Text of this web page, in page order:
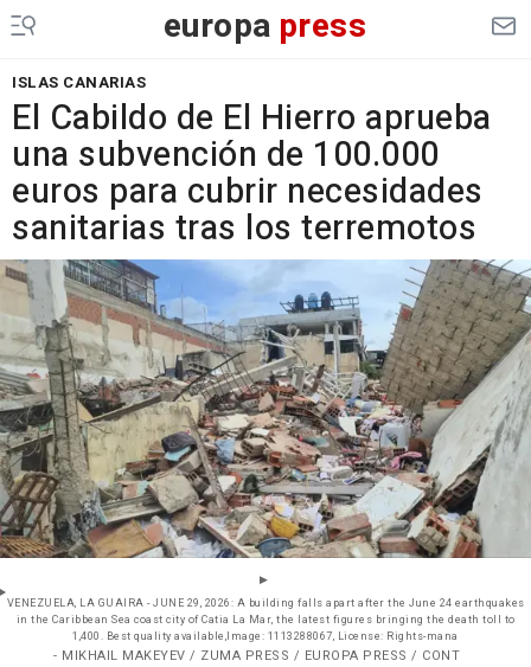
europa press
ISLAS CANARIAS
El Cabildo de El Hierro aprueba
una subvención de 100.000
euros para cubrir necesidades
sanitarias tras los terremotos
VENEZUELA, LA GUAIRA - JUNE 29, 2026: A building falls apart after the June 24 earthquakes
in the Caribbean Sea coast city of Catia La Mar, the latest figures bringing the death toll to
1,400. Best quality available,Image: 1113288067, License: Rights-mana
- MIKHAIL MAKEYEV / ZUMA PRESS / EUROPA PRESS / CONT